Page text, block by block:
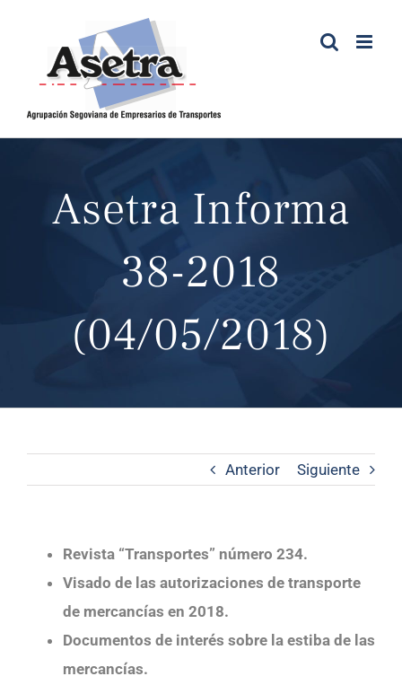
contenido
Asetra Informa
38-2018
(04/05/2018)
Anterior Siguiente
Revista “Transportes” número 234.
Visado de las autorizaciones de transporte
de mercancías en 2018.
Documentos de interés sobre la estiba de las
mercancías.